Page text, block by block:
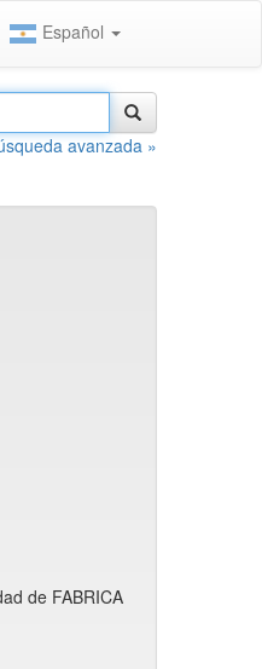
Español
avanzada »
de FABRICA